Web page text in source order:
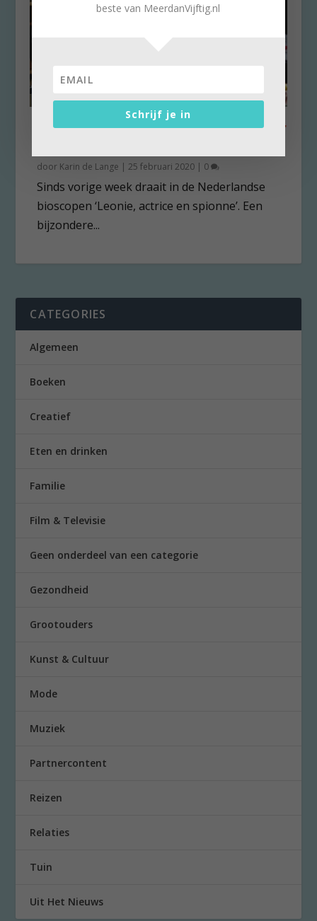
Annette Apon: “Ik wil dat kijker
door Karin de Lange |25 februari 2020 | 0
Sinds vorige week draait in de Nederlandse
bioscopen ‘Leonie, actrice en spionne’. Een
bijzondere...
CATEGORIES
Algemeen
Boeken
Creatief
Eten en drinken
Familie
Film & Televisie
Geen onderdeel van een categorie
Gezondheid
Grootouders
Kunst & Cultuur
Mode
Muziek
Partnercontent
Reizen
Relaties
Tuin
Uit Het Nieuws
beste van MeerdanVijftig.nl
Schrijf je in